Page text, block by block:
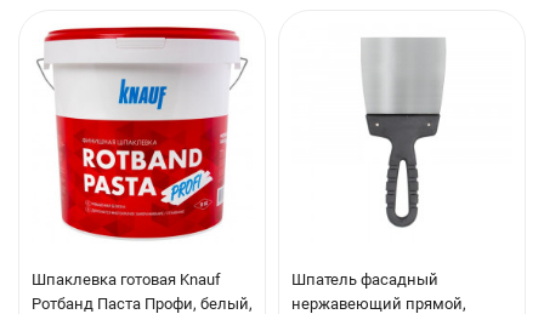
Шпаклевка готовая Knauf
Ротбанд Паста Профи, белый,
Шпатель фасадный
нержавеющий прямой,